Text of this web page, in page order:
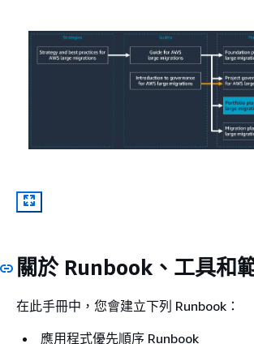
關於 Runbook、工具和
在此手冊中，您會建立下列 Runbook：
應用程式優先順序 Runbook